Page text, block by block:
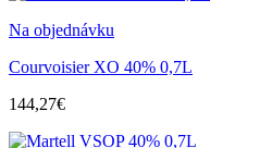
Na objednávku
Courvoisier XO 40% 0,7L
144,27€